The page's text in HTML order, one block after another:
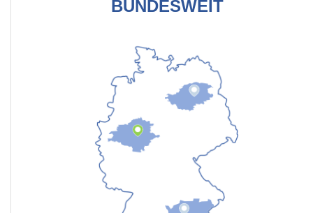
BUNDESWEIT